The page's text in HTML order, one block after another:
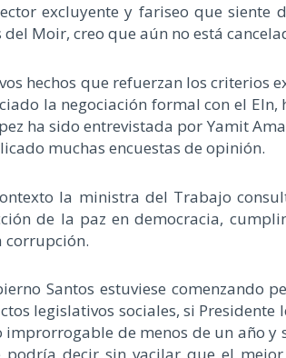
excluyente y fariseo que
del Moir, creo que aún no está
hechos que refuerzan los criterios
la negociación formal con el
ha sido entrevistada por Yamit
muchas encuestas de opinión.
la ministra del Trabajo
de la paz en democracia,
corrupción.
Santos estuviese comenzando
legislativos sociales, si
improrrogable de menos de un año y